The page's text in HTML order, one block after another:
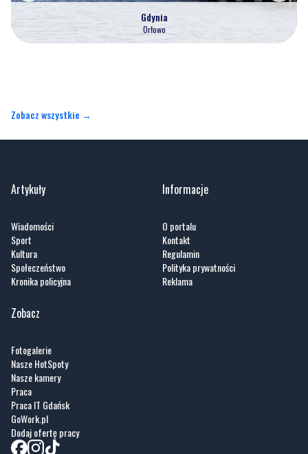
Gdynia
Orłowo
Zobacz wszystkie →
Artykuły
Wiadomości
Sport
Kultura
Społeczeństwo
Kronika policyjna
Informacje
O portalu
Kontakt
Regulamin
Polityka prywatności
Reklama
Zobacz
Fotogalerie
Nasze HotSpoty
Nasze kamery
Praca
Praca IT Gdańsk
GoWork.pl
Dodaj ofertę pracy